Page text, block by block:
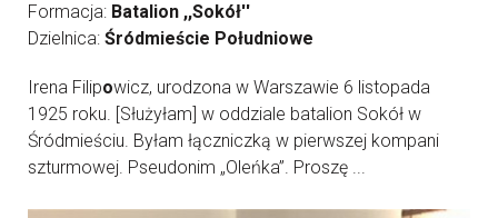
Formacja: Batalion ,,Sokół''
Dzielnica: Śródmieście Południowe
Irena Filipowicz, urodzona w Warszawie 6 listopada
1925 roku. [Służyłam] w oddziale batalion Sokół w
Śródmieściu. Byłam łączniczką w pierwszej kompani
szturmowej. Pseudonim „Oleńka”. Proszę ...